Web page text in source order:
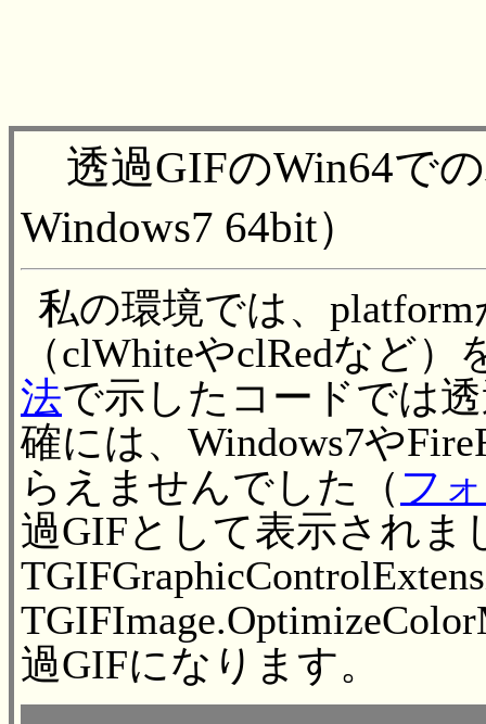
透過GIFのWin64で
Windows7 64bit）
私の環境では、
（clWhiteやclRedなど
法で示したコードでは
確には、Windows7や
らえませんでした（ フ
過GIFとして表示されま
過GIFになります。